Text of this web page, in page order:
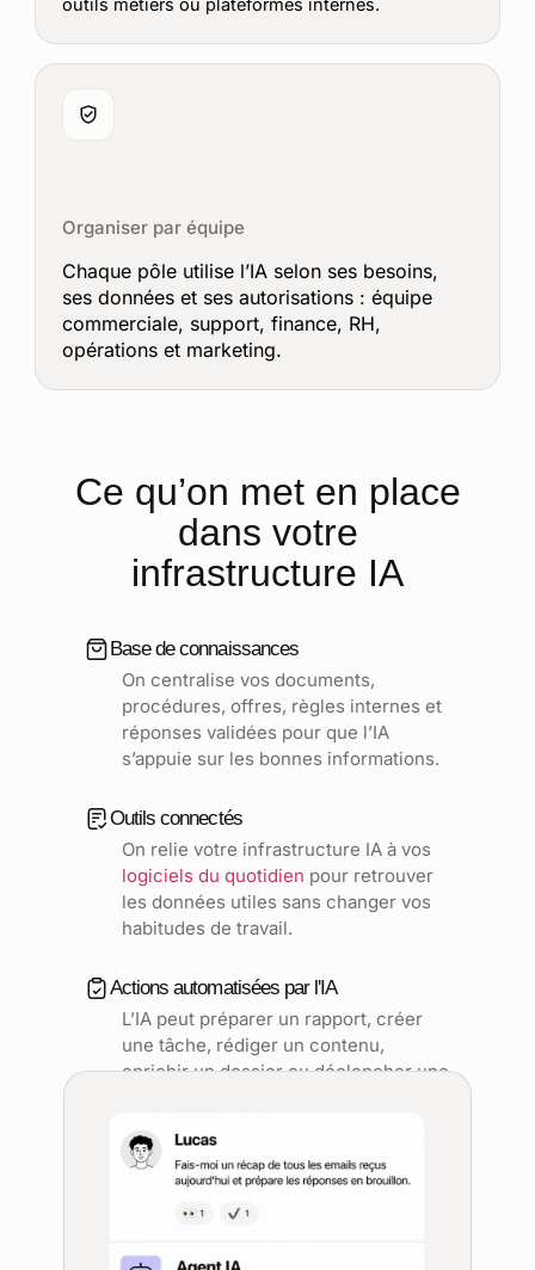
outils métiers ou plateformes internes.
Organiser par équipe
Chaque pôle utilise l’IA selon ses besoins,
ses données et ses autorisations : équipe
commerciale, support, finance, RH,
opérations et marketing.
Ce qu’on met en place
dans votre
infrastructure IA
Base de connaissances
On centralise vos documents,
procédures, offres, règles internes et
réponses validées pour que l’IA
s’appuie sur les bonnes informations.
Outils connectés
On relie votre infrastructure IA à vos
logiciels du quotidien pour retrouver
les données utiles sans changer vos
habitudes de travail.
Actions automatisées par l'IA
L’IA peut préparer un rapport, créer
une tâche, rédiger un contenu,
enrichir un dossier ou déclencher une